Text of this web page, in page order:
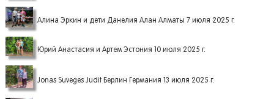
Алина Эркин и дети Данелия Алан Алматы 7 июля 2025 г.
Юрий Анастасия и Артем Эстония 10 июля 2025 г.
Jonas Suveges Judit Берлин Германия 13 июля 2025 г.